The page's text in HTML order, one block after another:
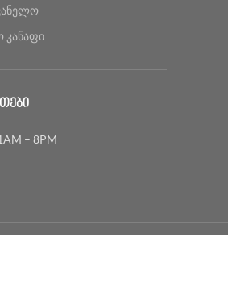
კანაფი
– 8PM